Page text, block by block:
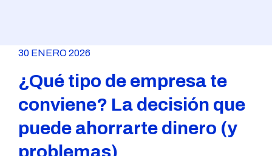
30 ENERO 2026
¿Qué tipo de empresa te
conviene? La decisión que
puede ahorrarte dinero (y
problemas)